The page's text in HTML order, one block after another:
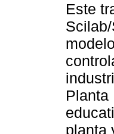
Este
Planta
planta